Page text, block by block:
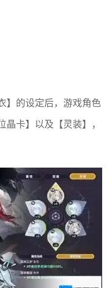
】的设定后，游戏角色
卡】以及【灵装】，